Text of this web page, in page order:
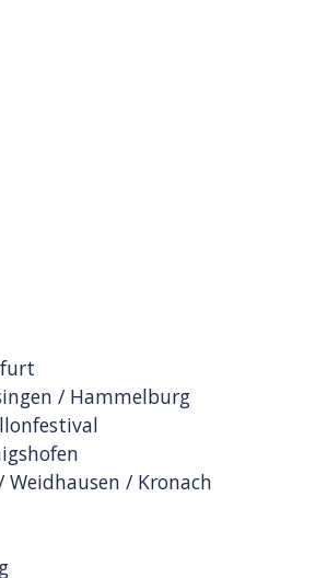
/ Hammelburg
Weidhausen / Kronach